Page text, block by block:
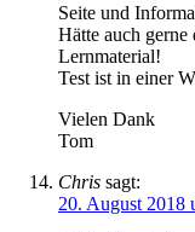
Seite und
Hätte auch
Lernmaterial!
Test ist in einer
Vielen Dank
Tom
Chris sagt:
20. August 2018